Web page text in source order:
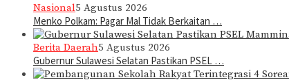
Nasional5 Agustus 2026
Menko Polkam: Pagar Mal Tidak Berkaitan …
Berita Daerah5 Agustus 2026
Gubernur Sulawesi Selatan Pastikan PSEL …